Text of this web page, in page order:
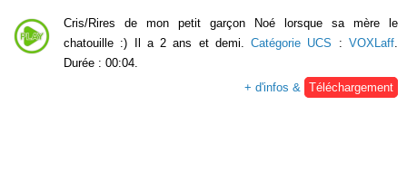
Cris/Rires de mon petit garçon Noé lorsque sa mère le
chatouille :) Il a 2 ans et demi.Catégorie UCS :VOXLaff.
Durée : 00:04.
+ d'infos & Téléchargement